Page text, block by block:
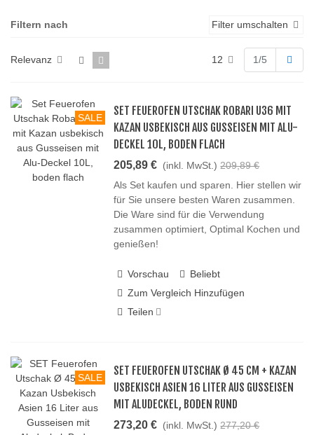
Filtern nach Filter umschalten
Relevanz 12 1/5
SALE
SET FEUEROFEN UTSCHAK ROBARI U36 MIT
KAZAN USBEKISCH AUS GUSSEISEN MIT ALU-
DECKEL 10L, BODEN FLACH
205,89 € (inkl. MwSt.) 209,89 €
Als Set kaufen und sparen. Hier stellen wir
für Sie unsere besten Waren zusammen.
Die Ware sind für die Verwendung
zusammen optimiert, Optimal Kochen und
genießen!
Vorschau
Beliebt
Zum Vergleich Hinzufügen
Teilen
SALE
SET FEUEROFEN UTSCHAK Ø 45 CM + KAZAN
USBEKISCH ASIEN 16 LITER AUS GUSSEISEN
MIT ALUDECKEL, BODEN RUND
273,20 € (inkl. MwSt.) 277,20 €